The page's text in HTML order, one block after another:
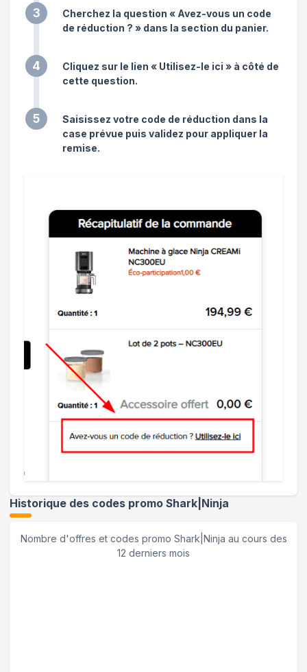
3
Cherchez la question « Avez-vous un code
de réduction ? » dans la section du panier.
4
Cliquez sur le lien « Utilisez-le ici » à côté de
cette question.
5
Saisissez votre code de réduction dans la
case prévue puis validez pour appliquer la
remise.
Historique des codes promo Shark|Ninja
Nombre d'offres et codes promo Shark|Ninja au cours des
12 derniers mois